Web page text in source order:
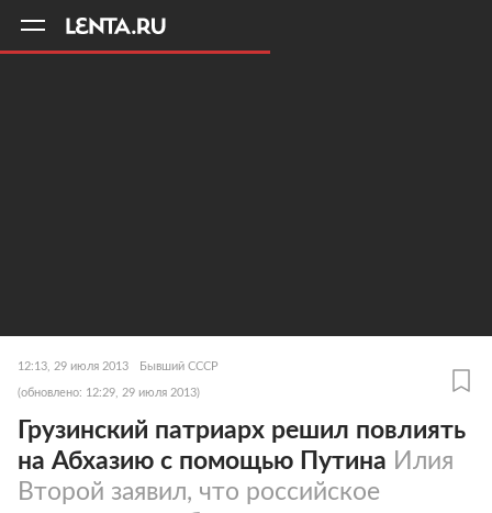
12:13, 29 июля 2013 Бывший СССР
(обновлено: 12:29, 29 июля 2013)
Грузинский патриарх решил повлиять
на Абхазию с помощью Путина Илия
Второй заявил, что российское